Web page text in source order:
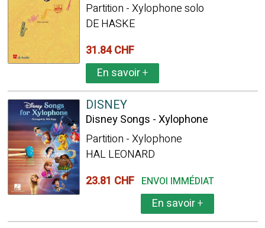
Partition - Xylophone solo
DE HASKE
31.84 CHF
En savoir+
DISNEY
Disney Songs - Xylophone
Partition - Xylophone
HAL LEONARD
23.81 CHF ENVOI IMMÉDIAT
En savoir+